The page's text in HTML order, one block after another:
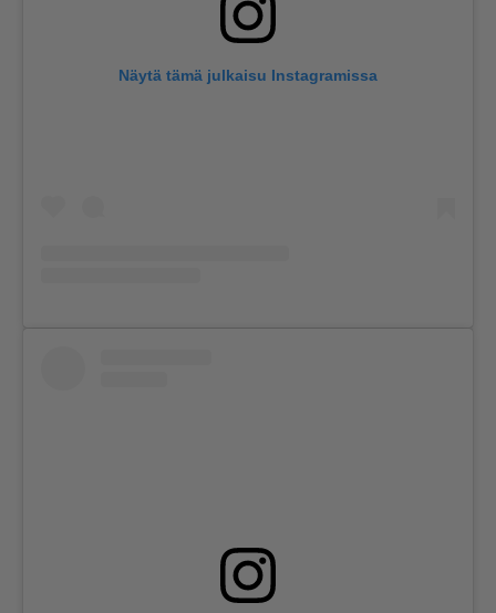
Näytä tämä julkaisu Instagramissa